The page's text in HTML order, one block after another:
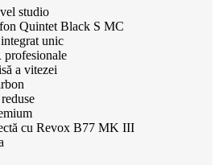
studio
Quintet Black S MC
unic
profesionale
a vitezei
cu Revox B77 MK III